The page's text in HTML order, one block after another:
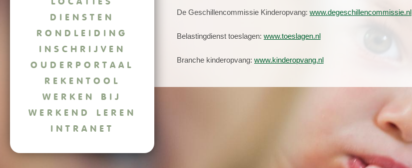
DIENSTEN
RONDLEIDING
INSCHRIJVEN
OUDERPORTAAL
REKENTOOL
WERKEN BIJ
WERKEND LEREN
INTRANET
De Geschillencommissie Kinderopvang: www.degeschillencommissie.nl
Belastingdienst toeslagen: www.toeslagen.nl
Branche kinderopvang: www.kinderopvang.nl